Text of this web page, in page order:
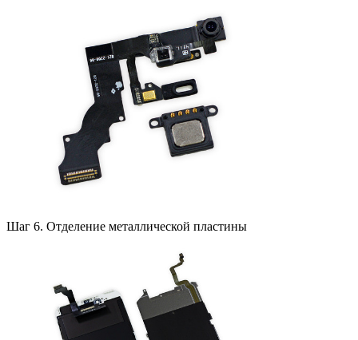
Шаг 6. Отделение металлической пластины